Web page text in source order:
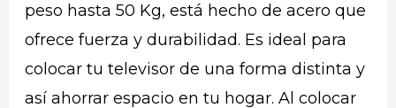
peso hasta 50 Kg, está hecho de acero que
ofrece fuerza y durabilidad. Es ideal para
colocar tu televisor de una forma distinta y
así ahorrar espacio en tu hogar. Al colocar